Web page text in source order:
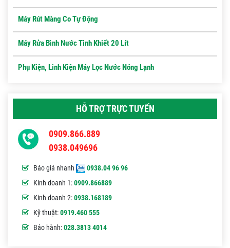
Máy Rút Màng Co Tự Động
Máy Rửa Bình Nước Tinh Khiết 20 Lít
Phụ Kiện, Linh Kiện Máy Lọc Nước Nóng Lạnh
HỖ TRỢ TRỰC TUYẾN
0909.866.889
0938.049696
Báo giá nhanh
0938.04 96 96
Kinh doanh 1:0909.866889
Kinh doanh 2:0938.168189
Kỹ thuật:0919.460 555
Bảo hành:028.3813 4014